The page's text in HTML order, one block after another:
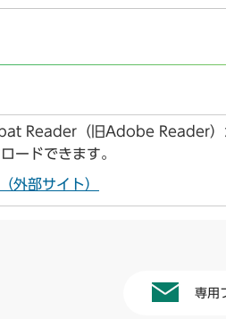
Reader（旧Adobe Reader）
ードできます。
部サイト）
専用